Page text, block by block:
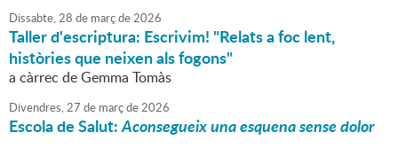
Dissabte,28 de marçde2026
Taller d'escriptura: Escrivim! "Relats a foc lent,
històries que neixen als fogons"
a càrrec de Gemma Tomàs
Divendres,27 de marçde2026
Escola de Salut:Aconsegueix una esquena sense dolor